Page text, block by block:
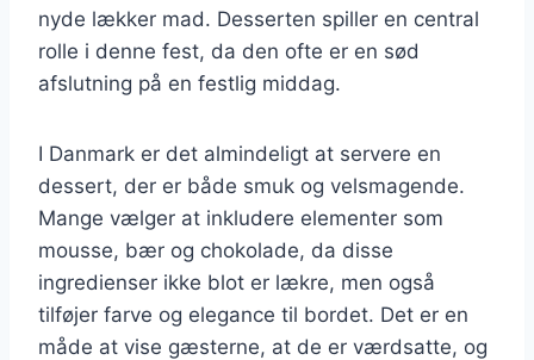
nyde lækker mad. Desserten spiller en central
rolle i denne fest, da den ofte er en sød
afslutning på en festlig middag.
I Danmark er det almindeligt at servere en
dessert, der er både smuk og velsmagende.
Mange vælger at inkludere elementer som
mousse, bær og chokolade, da disse
ingredienser ikke blot er lækre, men også
tilføjer farve og elegance til bordet. Det er en
måde at vise gæsterne, at de er værdsatte, og